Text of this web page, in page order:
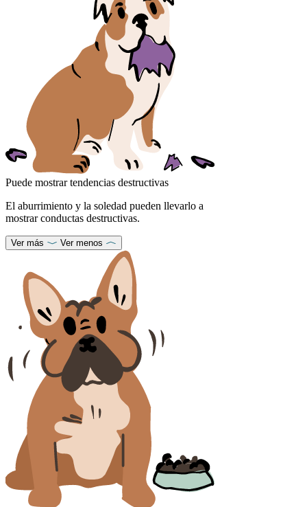
Puede mostrar tendencias destructivas
El aburrimiento y la soledad pueden llevarlo a
mostrar conductas destructivas.
Ver más Ver menos